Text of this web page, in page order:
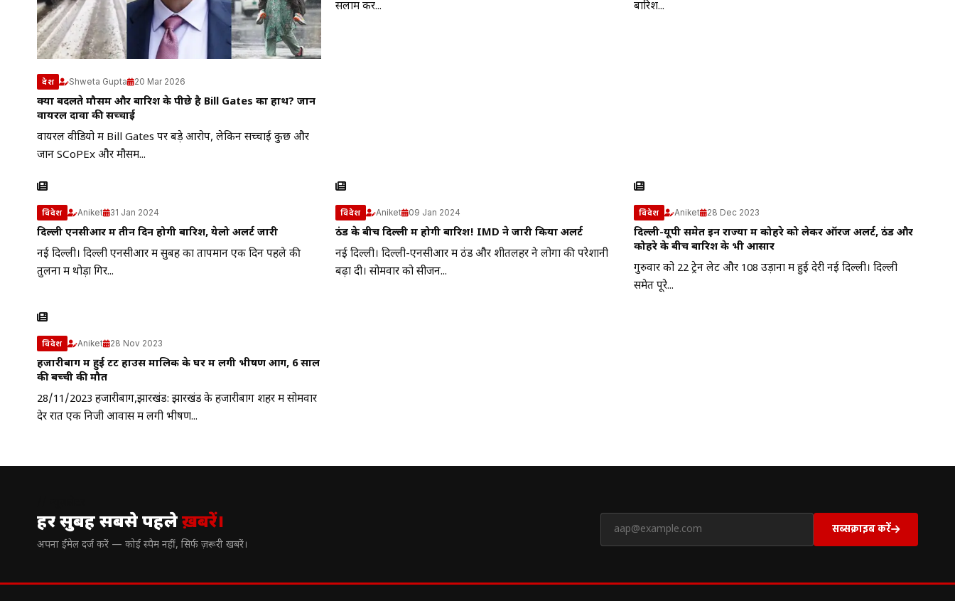
देश Shweta Gupta 20 Mar 2026
क्या बदलते मौसम और बारिश के पीछे है Bill Gates का हाथ? जानें
वायरल दावों की सच्चाई
वायरल वीडियो में Bill Gates पर बड़े आरोप, लेकिन सच्चाई कुछ और
जानें SCoPEx और मौसम...
सलाम कर...
बारिश...
विदेश Aniket 31 Jan 2024
दिल्ली एनसीआर में तीन दिन होगी बारिश, येलो अलर्ट जारी
नई दिल्ली। दिल्ली एनसीआर में सुबह का तापमान एक दिन पहले की
तुलना में थोड़ा गिर...
विदेश Aniket 09 Jan 2024
ठंड के बीच दिल्ली में होगी बारिश! IMD ने जारी किया अलर्ट
नई दिल्ली। दिल्ली-एनसीआर में ठंड और शीतलहर ने लोगों की परेशानी
बढ़ा दी। सोमवार को सीजन...
विदेश Aniket 28 Dec 2023
दिल्ली-यूपी समेत इन राज्यों में कोहरे को लेकर ऑरेंज अलर्ट, ठंड और
कोहरे के बीच बारिश के भी आसार
गुरुवार को 22 ट्रेनें लेट और 108 उड़ानों में हुई देरी नई दिल्ली। दिल्ली
समेत पूरे...
विदेश Aniket 28 Nov 2023
हजारीबाग में हुई टेंट हाउस मालिक के घर में लगी भीषण आग, 6 साल
की बच्ची की मौत
28/11/2023 हजारीबाग,झारखंड: झारखंड के हजारीबाग शहर में सोमवार
देर रात एक निजी आवास में लगी भीषण...
हर सुबह सबसे पहलेख़बरें।
अपना ईमेल दर्ज करें — कोई स्पैम नहीं, सिर्फ ज़रूरी खबरें।
सब्सक्राइब करें